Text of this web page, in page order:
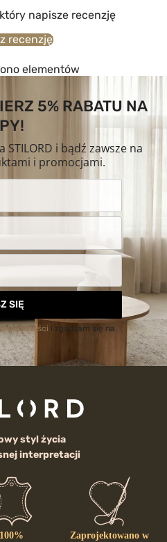
napisze recenzję
recenzję
elementów
5% RABATU NA
i bądź zawsze na
i promocjami.
SIĘ
i zgadzam się na
styl życia
interpretacji
100% Zaprojektowano w